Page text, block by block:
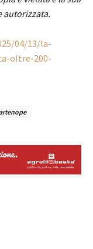
autorizzata.
04/13/la-
oltre-200-